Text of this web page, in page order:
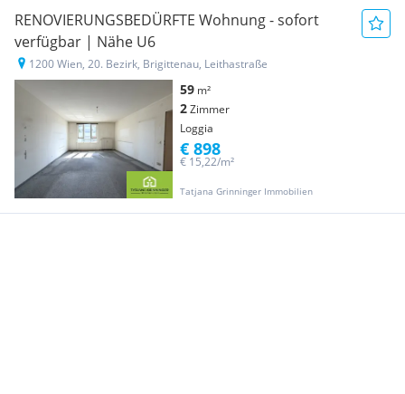
RENOVIERUNGSBEDÜRFTE Wohnung - sofort
verfügbar | Nähe U6
1200 Wien, 20. Bezirk, Brigittenau, Leithastraße
59 m²
2Zimmer
Loggia
Tatjana Grinninger Immobilien
€ 15,22/m²
€ 898